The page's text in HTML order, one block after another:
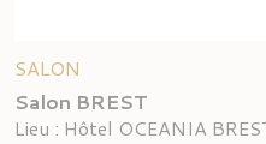
SALON
Salon BREST